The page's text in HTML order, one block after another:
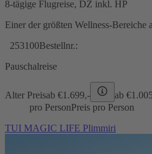
8-tägige Flugreise, DZ inkl. HP
Einer der größten Wellness-Bereiche
253100Bestellnr.:
Pauschalreise
Alter Preisab €1.699,- ab €
pro PersonPreis pro Person
TUI MAGIC LIFE Plimmiri